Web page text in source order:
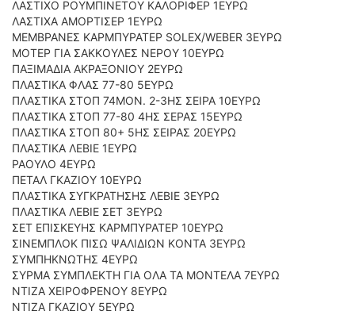
ΛΑΣΤΙΧΟ ΡΟΥΜΠΙΝΕΤΟΥ ΚΑΛΟΡΙΦΕΡ 1ΕΥΡΩ
ΛΑΣΤΙΧΑ ΑΜΟΡΤΙΣΕΡ 1ΕΥΡΩ
ΜΕΜΒΡΑΝΕΣ ΚΑΡΜΠΥΡΑΤΕΡ SOLEX/WEBER 3EYΡΩ
MOTEΡ ΓΙΑ ΣΑΚΚΟΥΛΕΣ ΝΕΡΟΥ 10ΕΥΡΩ
ΠΑΞΙΜΑΔΙΑ ΑΚΡΑΞΟΝΙΟΥ 2ΕΥΡΩ
ΠΛΑΣΤΙΚΑ ΦΛΑΣ 77-80 5ΕΥΡΩ
ΠΛΑΣΤΙΚΑ ΣΤΟΠ 74ΜΟΝ. 2-3ΗΣ ΣΕΙΡΑ 10ΕΥΡΩ
ΠΛΑΣΤΙΚΑ ΣΤΟΠ 77-80 4ΗΣ ΣΕΡΑΣ 15ΕΥΡΩ
ΠΛΑΣΤΙΚΑ ΣΤΟΠ 80+ 5ΗΣ ΣΕΙΡΑΣ 20ΕΥΡΩ
ΠΛΑΣΤΙΚΑ ΛΕΒΙΕ 1ΕΥΡΩ
ΡΑΟΥΛΟ 4ΕΥΡΩ
ΠΕΤΑΛ ΓΚΑΖΙΟΥ 10ΕΥΡΩ
ΠΛΑΣΤΙΚΑ ΣΥΓΚΡΑΤΗΣΗΣ ΛΕΒΙΕ 3ΕΥΡΩ
ΠΛΑΣΤΙΚΑ ΛΕΒΙΕ ΣΕΤ 3ΕΥΡΩ
ΣΕΤ ΕΠΙΣΚΕΥΗΣ ΚΑΡΜΠΥΡΑΤΕΡ 10ΕΥΡΩ
ΣΙΝΕΜΠΛΟΚ ΠΙΣΩ ΨΑΛΙΔΙΩΝ ΚΟΝΤΑ 3ΕΥΡΩ
ΣΥΜΠΗΚΝΩΤΗΣ 4ΕΥΡΩ
ΣΥΡΜΑ ΣΥΜΠΛΕΚΤΗ ΓΙΑ ΟΛΑ ΤΑ ΜΟΝΤΕΛΑ 7ΕΥΡΩ
ΝΤΙΖΑ ΧΕΙΡΟΦΡΕΝΟΥ 8ΕΥΡΩ
ΝΤΙΖΑ ΓΚΑΖΙΟΥ 5ΕΥΡΩ
ΟΔΗΓΟΥΜΕ
ΕΠΙΚΑΙΡΟΤΗΤΑ
ΑΓΩΝΕΣ
CLASSIC
ΑΡΧΕΙΟ ΤΕΥΧΩΝ